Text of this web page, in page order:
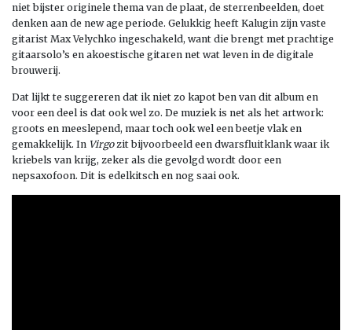
niet bijster originele thema van de plaat, de sterrenbeelden, doet
denken aan de new age periode. Gelukkig heeft Kalugin zijn vaste
gitarist Max Velychko ingeschakeld, want die brengt met prachtige
gitaarsolo’s en akoestische gitaren net wat leven in de digitale
brouwerij.
Dat lijkt te suggereren dat ik niet zo kapot ben van dit album en
voor een deel is dat ook wel zo. De muziek is net als het artwork:
groots en meeslepend, maar toch ook wel een beetje vlak en
gemakkelijk. In Virgozit bijvoorbeeld een dwarsfluitklank waar ik
kriebels van krijg, zeker als die gevolgd wordt door een
nepsaxofoon. Dit is edelkitsch en nog saai ook.